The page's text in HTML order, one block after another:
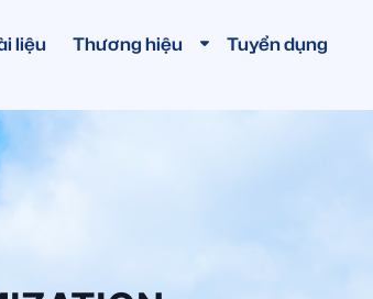
liệu Thương hiệu Tuyển dụng